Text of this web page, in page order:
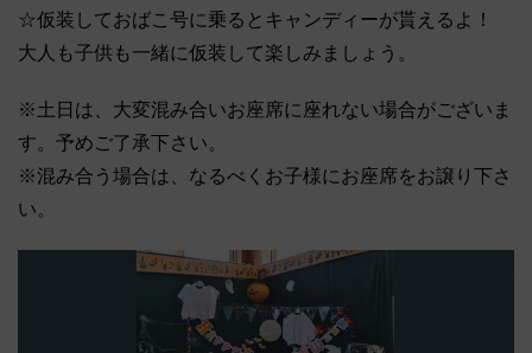
☆仮装しておばこ号に乗るとキャンディーが貰えるよ！
大人も子供も一緒に仮装して楽しみましょう。
※土日は、大変混み合いお座席に座れない場合がございま
す。予めご了承下さい。
※混み合う場合は、なるべくお子様にお座席をお譲り下さ
い。